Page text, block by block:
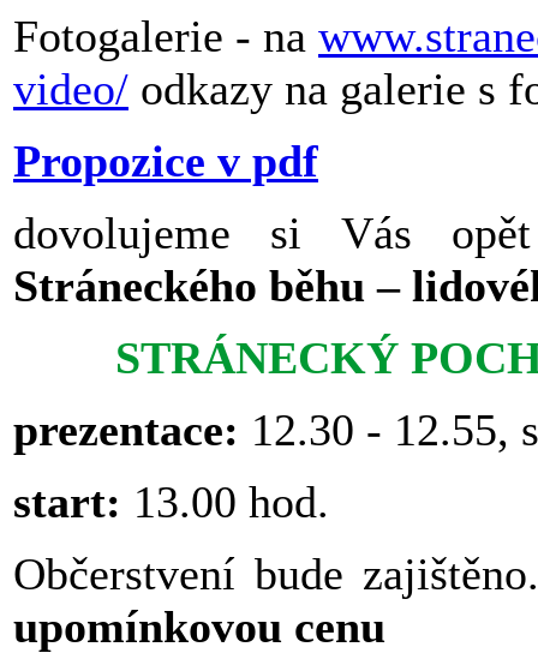
Fotogalerie - na
video/ odkazy na galerie s
Propozice v pdf
dovolujeme si Vás
Stráneckého běhu –
STRÁNECKÝ
prezentace: 12.30 - 12.55,
start: 13.00 hod.
Občerstvení bude
upomínkovou cenu